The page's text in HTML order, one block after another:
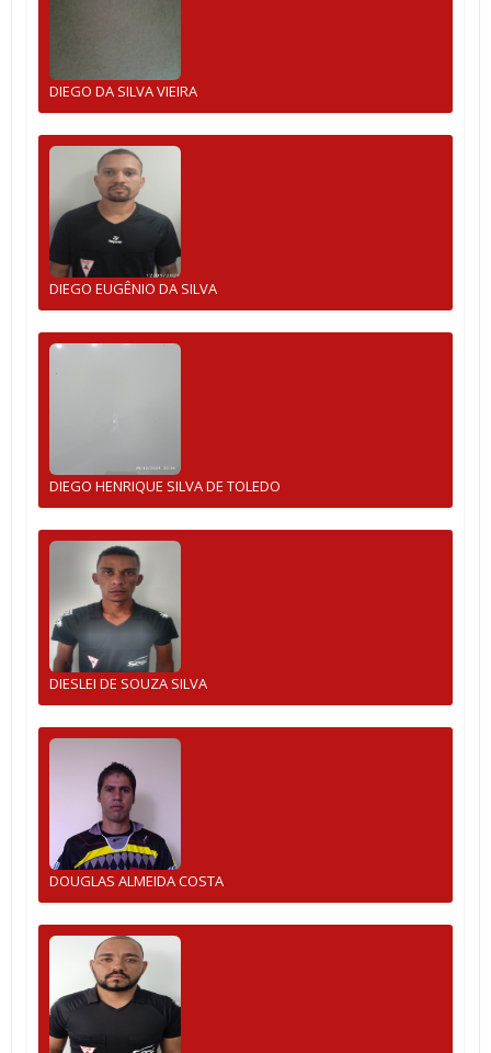
DIEGO DA SILVA VIEIRA
DIEGO EUGÊNIO DA SILVA
DIEGO HENRIQUE SILVA DE TOLEDO
DIESLEI DE SOUZA SILVA
DOUGLAS ALMEIDA COSTA